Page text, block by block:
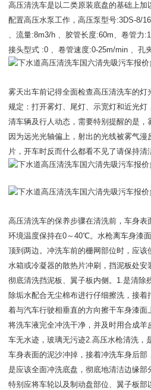
高压清洗车是以二类原装底盘的基础上加
配置高压水泵工作，高压泵型号:3DS-8/
、流量:8m3/h 、胶管长度:60m、卷管力
接头型式 :0 、卷管速度:0-25m/min 、孔
雾天出车前记得全面检查高压清洗车的灯
规定：打开雾灯、尾灯、示宽灯和近光
清车辆及行人动态，需要特别提醒的是，
因为远光光轴偏上，射出的光线被雾气
片，开车时反而什么都看不见了请保持清
高压清洗车的保养步骤在清洗前，车身
环境温度保持在0～40℃。水枪离车身漆
顶到两边。冲洗车前的栅网部位时，应
水箱或冷凝器的散热片冲刷，挡泥板处
彻底清洗挡泥板、翼子板内侧。1.是清除
除垢水配合无尘棉布进行仔细擦洗，接
着与汽车行驶相垂直的方向擦干车身漆
将洗车液完全冲洗干净，并及时用合成
车无水迹，玻璃无污迹2.高压水枪清洗，
车身表面的泥沙冲掉，接着冲洗车身后部
是应该全面冲洗底盘，彻底地清洁边缘部
特别应将车轮以及制动盘部位、翼子板部